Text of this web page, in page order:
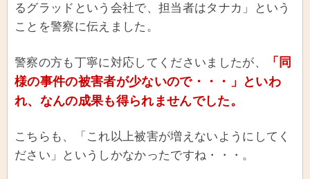
るグラッドという会社で、担当者はタナカ」という
ことを警察に伝えました。
警察の方も丁寧に対応してくださいましたが、
「同
様の事件の被害者が少ないので・・・」といわ
れ、なんの成果も得られませんでした。
こちらも、「これ以上被害が増えないようにしてく
ださい」というしかなかったですね・・・。